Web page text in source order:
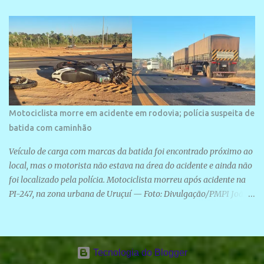
Motociclista morre em acidente em rodovia; polícia suspeita de
batida com caminhão
Veículo de carga com marcas da batida foi encontrado próximo ao
local, mas o motorista não estava na área do acidente e ainda não
foi localizado pela polícia. Motociclista morreu após acidente na
PI-247, na zona urbana de Uruçuí — Foto: Divulgação/PMPI João
A Polícia Militar informou que um caminhão com marcas de
colisão foi encontrado próximo ao local. Segundo o 10º Batalhão
Tecnologia do Blogger